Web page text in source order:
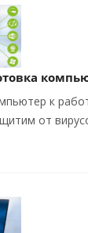
к
от